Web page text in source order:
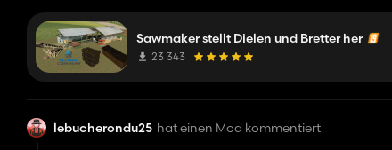
Sawmaker stellt Dielen und Bretter her
23 343
lebucherondu25 hat einen Mod kommentiert